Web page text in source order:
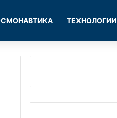
ТЕХНОЛОГИИ